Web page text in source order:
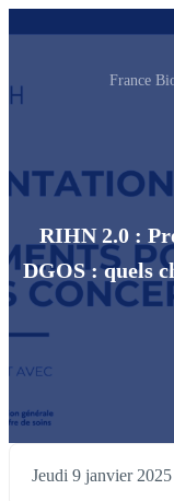
France
RIHN 2.0 :
DGOS : quels
Jeudi 9 janvier